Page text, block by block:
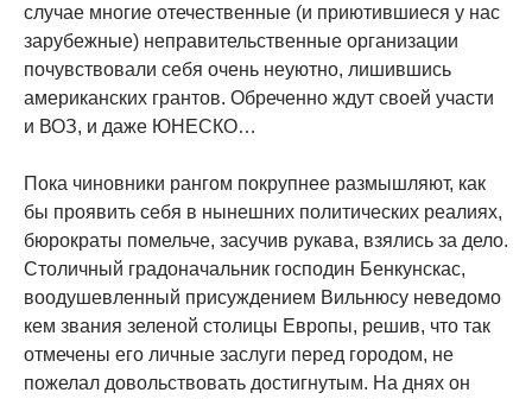
случае многие отечественные (и приютившиеся у нас
зарубежные) неправительственные организации
почувствовали себя очень неуютно, лишившись
американских грантов. Обреченно ждут своей участи
и ВОЗ, и даже ЮНЕСКО…
Пока чиновники рангом покрупнее размышляют, как
бы проявить себя в нынешних политических реалиях,
бюрократы помельче, засучив рукава, взялись за дело.
Столичный градоначальник господин Бенкунскас,
воодушевленный присуждением Вильнюсу неведомо
кем звания зеленой столицы Европы, решив, что так
отмечены его личные заслуги перед городом, не
пожелал довольствовать достигнутым. На днях он